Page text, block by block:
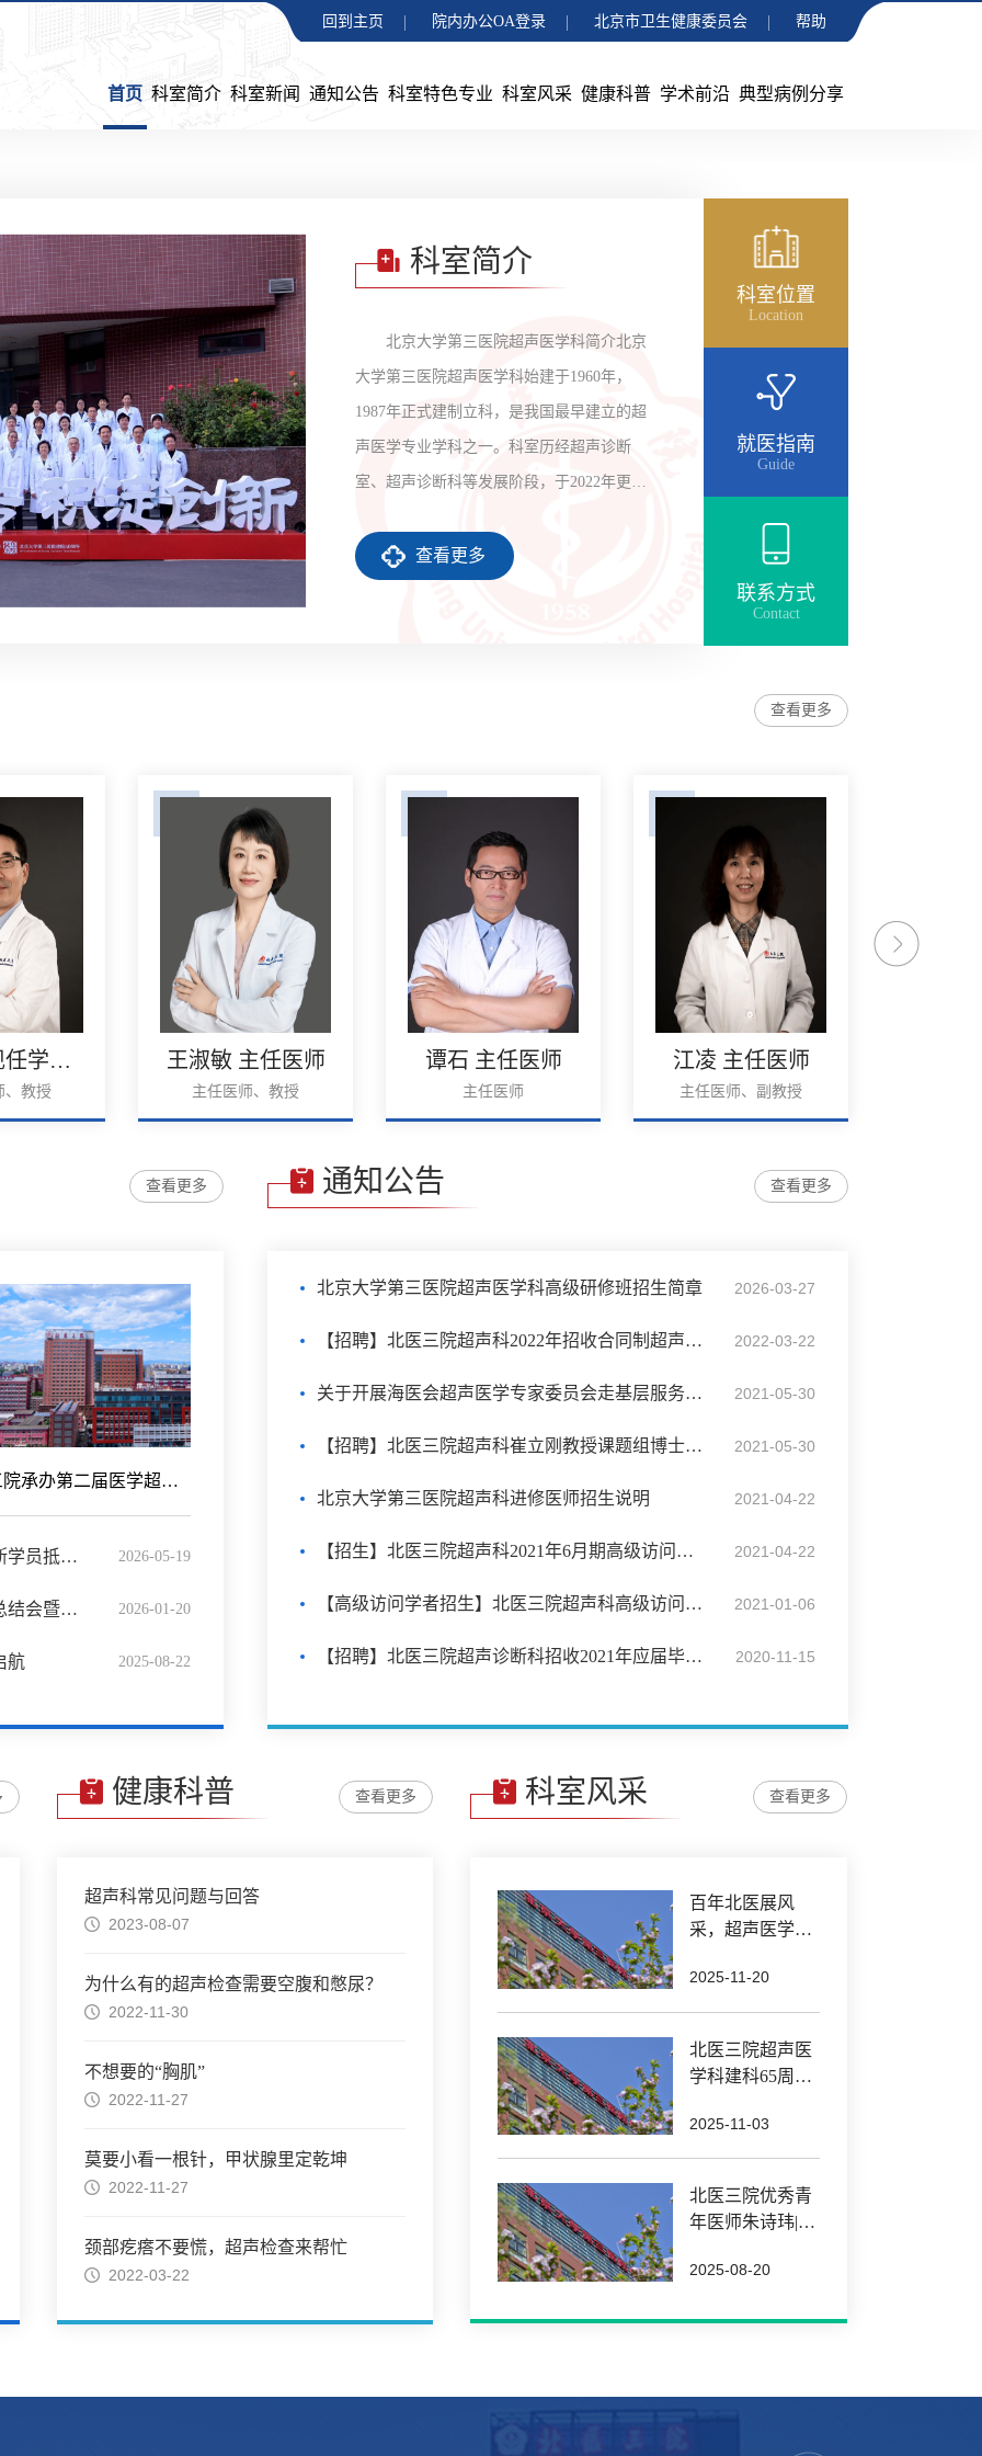
回到主页 院内办公OA登录 北京市卫生健康委员会 帮助
首页 科室简介 科室新闻 通知公告 科室特色专业 科室风采 健康科普 学术前沿 典型病例分享
科室简介
北京大学第三医院超声医学科简介北京
大学第三医院超声医学科始建于1960年，
1987年正式建制立科，是我国最早建立的超
声医学专业学科之一。科室历经超声诊断
室、超声诊断科等发展阶段，于2022年更名
学开拓史的缩影。在首任科主任张武教授
查看更多
科室位置
Location
就医指南
Guide
联系方式
Contact
查看更多
崔立刚 现任学科带头人
、教授
王淑敏 主任医师
主任医师、教授
谭石 主任医师
主任医师
江凌 主任医师
主任医师、副教授
查看更多
北医三院承办第二届医学超声发展与创新研讨会
中白超声交流再启新篇：第二批白俄罗斯学员抵京进修 2026-05-19
北京大学第三医院超声医学科2025年终总结会暨2026年发展会圆满召开 2026-01-20
航 2025-08-22
通知公告 查看更多
北京大学第三医院超声医学科高级研修班招生简章 2026-03-27
【招聘】北医三院超声科2022年招收合同制超声医师2名 2022-03-22
关于开展海医会超声医学专家委员会走基层服务活动学习班的通知 2021-05-30
【招聘】北医三院超声科崔立刚教授课题组博士后招聘启事 2021-05-30
北京大学第三医院超声科进修医师招生说明 2021-04-22
【招生】北医三院超声科2021年6月期高级访问学者招生啦 2021-04-22
【高级访问学者招生】北医三院超声科高级访问学者招生 2021-01-06
【招聘】北医三院超声诊断科招收2021年应届毕业生 2020-11-15
健康科普 查看更多
超声科常见问题与回答
2023-08-07
为什么有的超声检查需要空腹和憋尿？
2022-11-30
不想要的“胸肌”
2022-11-27
莫要小看一根针，甲状腺里定乾坤
2022-11-27
颈部疙瘩不要慌，超声检查来帮忙
2022-03-22
科室风采 查看更多
百年北医展风
采，超声医学科
2025-11-20
北医三院超声医
学科建科65周年
活动
2025-11-03
北医三院优秀青
年医师朱诗玮|握
2025-08-20